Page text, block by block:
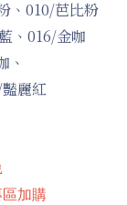
、 010/芭比粉
、016/金咖
、
麗紅
加購